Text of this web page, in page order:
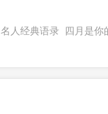
名人经典语录
四月是你